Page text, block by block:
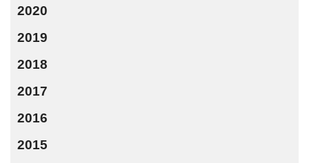
2020
2019
2018
2017
2016
2015